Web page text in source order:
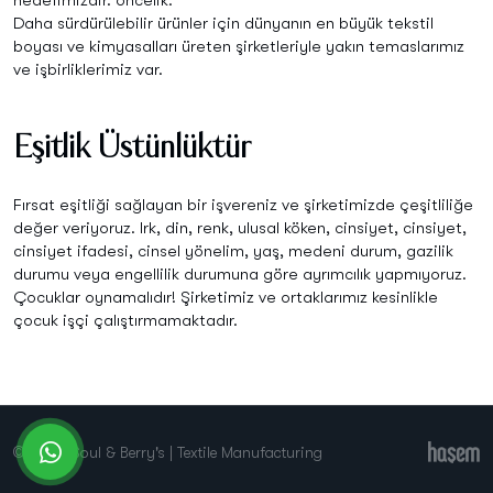
whatsapp
Daha sürdürülebilir ürünler için dünyanın en büyük tekstil
boyası ve kimyasalları üreten şirketleriyle yakın temaslarımız
ve işbirliklerimiz var.
Eşitlik Üstünlüktür
Fırsat eşitliği sağlayan bir işvereniz ve şirketimizde çeşitliliğe
değer veriyoruz. Irk, din, renk, ulusal köken, cinsiyet, cinsiyet,
cinsiyet ifadesi, cinsel yönelim, yaş, medeni durum, gazilik
durumu veya engellilik durumuna göre ayrımcılık yapmıyoruz.
Çocuklar oynamalıdır! Şirketimiz ve ortaklarımız kesinlikle
çocuk işçi çalıştırmamaktadır.
© 2026 Soul & Berry's | Textile Manufacturing